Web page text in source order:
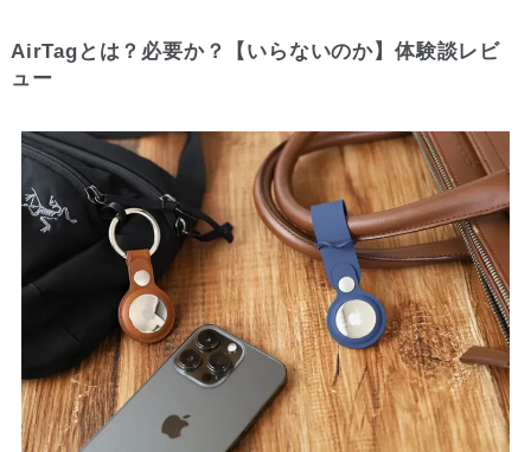
AirTagとは？必要か？【いらないのか】体験談レビ
ュー